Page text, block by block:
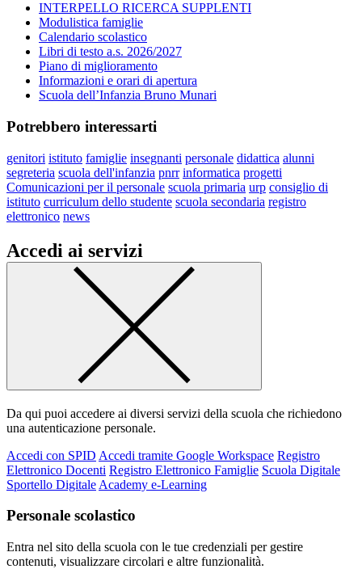
INTERPELLO RICERCA SUPPLENTI
Modulistica famiglie
Calendario scolastico
Libri di testo a.s. 2026/2027
Piano di miglioramento
Informazioni e orari di apertura
Scuola dell’Infanzia Bruno Munari
Potrebbero interessarti
genitori istituto famiglie insegnanti personale didattica alunni
segreteria scuola dell'infanzia pnrr informatica progetti
Comunicazioni per il personale scuola primaria urp consiglio di
istituto curriculum dello studente scuola secondaria registro
elettronico news
Accedi ai servizi
Da qui puoi accedere ai diversi servizi della scuola che richiedono
una autenticazione personale.
Accedi con SPID Accedi tramite Google Workspace Registro
Elettronico Docenti Registro Elettronico Famiglie Scuola Digitale
Sportello Digitale Academy e-Learning
Personale scolastico
Entra nel sito della scuola con le tue credenziali per gestire
contenuti, visualizzare circolari e altre funzionalità.